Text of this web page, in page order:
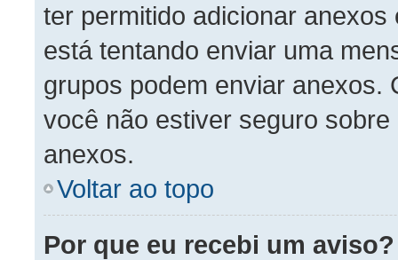
ter permitido adicionar
está tentando enviar uma
grupos podem enviar anexos.
você não estiver seguro
anexos.
Voltar ao topo
Por que eu recebi um aviso?